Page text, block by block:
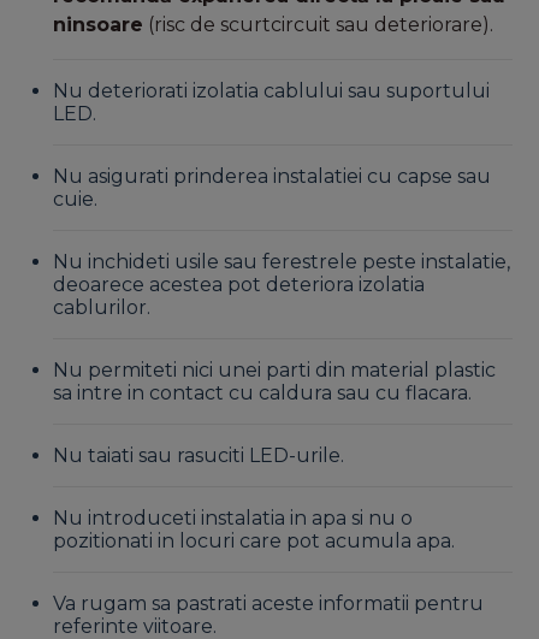
ninsoare (risc de scurtcircuit sau deteriorare).
Nu deteriorati izolatia cablului sau suportului
LED.
Nu asigurati prinderea instalatiei cu capse sau
cuie.
Nu inchideti usile sau ferestrele peste instalatie,
deoarece acestea pot deteriora izolatia
cablurilor.
Nu permiteti nici unei parti din material plastic
sa intre in contact cu caldura sau cu flacara.
Nu taiati sau rasuciti LED-urile.
Nu introduceti instalatia in apa si nu o
pozitionati in locuri care pot acumula apa.
Va rugam sa pastrati aceste informatii pentru
referinte viitoare.